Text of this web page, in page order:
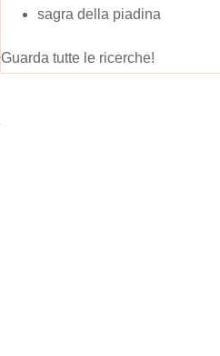
sagra della piadina
Guarda tutte le ricerche!